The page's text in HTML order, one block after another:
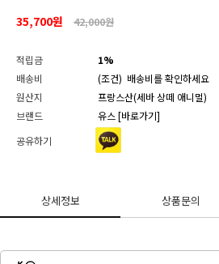
35,700원 42,000원
적립금
1%
배송비
(조건) 배송비를 확인하세요
원산지
프랑스산(세바 상떼 애니멀)
브랜드
유스 [바로가기]
공유하기
상세정보 상품문의